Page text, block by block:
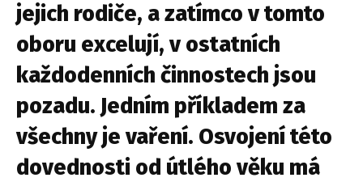
jejich rodiče, a zatímco v tomto
oboru excelují, v ostatních
každodenních činnostech jsou
pozadu. Jedním příkladem za
všechny je vaření. Osvojení této
dovednosti od útlého věku má